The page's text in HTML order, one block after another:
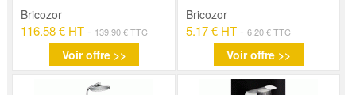
Bricozor
116.58 € HT - 139.90 € TTC
Voir offre >>
Bricozor
5.17 € HT- 6.20 € TTC
Voir offre >>